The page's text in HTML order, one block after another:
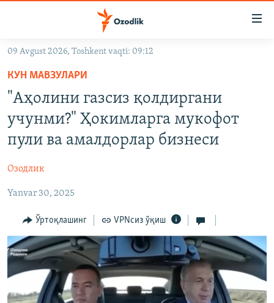
Асосий
навигацияга
ўтинг
Қидиришга
ўтинг
OZODVIDEO
OZODARXIV
На русском
ИЖТИМОИЙ ТАРМОҚЛАР
Озодлик бошқа тилларда
09 Avgust 2026, Toshkent vaqti: 09:12
КУН МАВЗУЛАРИ
"Аҳолини газсиз қолдиргани
учунми?" Ҳокимларга мукофот
пули ва амалдорлар бизнеси
Озодлик
Yanvar 30, 2025
Ўртоқлашинг VPNсиз ўқиш